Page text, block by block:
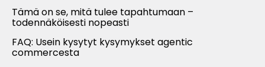
Tämä on se, mitä tulee tapahtumaan –
todennäköisesti nopeasti
FAQ: Usein kysytyt kysymykset agentic
commercesta